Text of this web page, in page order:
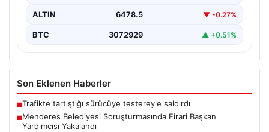
ALTIN 6478.5 ▼ -0.27%
BTC 3072929 ▲ +0.51%
Son Eklenen Haberler
■Trafikte tartıştığı sürücüye testereyle saldırdı
■Menderes Belediyesi Soruşturmasında Firari Başkan
Yardımcısı Yakalandı